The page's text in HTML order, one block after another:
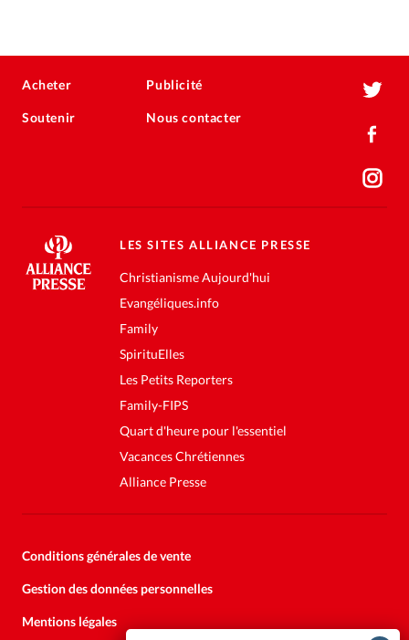
Acheter
Soutenir
Publicité
Nous contacter
LES SITES ALLIANCE PRESSE
Christianisme Aujourd'hui
Evangéliques.info
Family
SpirituElles
Les Petits Reporters
Family-FIPS
Quart d'heure pour l'essentiel
Vacances Chrétiennes
Alliance Presse
Conditions générales de vente
Gestion des données personnelles
Mentions légales